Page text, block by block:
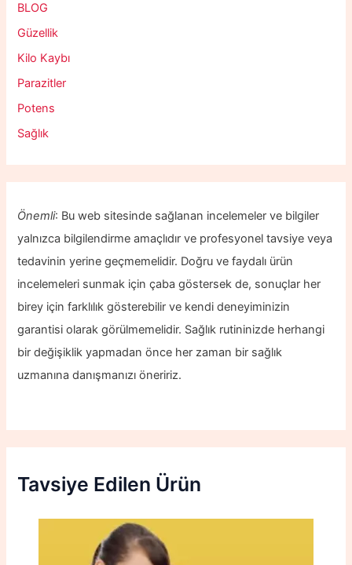
BLOG
Güzellik
Kilo Kaybı
Parazitler
Potens
Sağlık
Önemli: Bu web sitesinde sağlanan incelemeler ve bilgiler
yalnızca bilgilendirme amaçlıdır ve profesyonel tavsiye veya
tedavinin yerine geçmemelidir. Doğru ve faydalı ürün
incelemeleri sunmak için çaba göstersek de, sonuçlar her
birey için farklılık gösterebilir ve kendi deneyiminizin
garantisi olarak görülmemelidir. Sağlık rutininizde herhangi
bir değişiklik yapmadan önce her zaman bir sağlık
uzmanına danışmanızı öneririz.
Tavsiye Edilen Ürün